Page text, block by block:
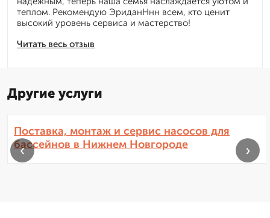
Читать весь отзыв
теплом. Рекомендую ЭриданНнн всем, кто ценит
высокий уровень сервиса и мастерство!
Другие услуги
Поставка, монтаж и сервис насосов для
бассейнов в Нижнем Новгороде
‹ ›